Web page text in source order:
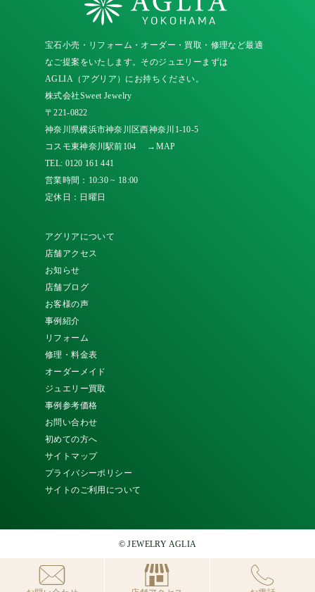
宝石小売・リフォーム・オーダー・買取・修理など最適
なご提案をいたします。そのジュエリーまずは
AGLIA（アグリア）にお持ちください。
株式会社Sweet Jewelry
〒221-0822
神奈川県横浜市神奈川区西神奈川1-10-5
コスモ東神奈川駅前104
→MAP
TEL: 0120 161 441
営業時間：10:30 ~ 18:00
定休日：日曜日
アグリアについて
店舗アクセス
お知らせ
店舗ブログ
お客様の声
事例紹介
リフォーム
修理・料金表
オーダーメイド
ジュエリー買取
事例参考価格
お問い合わせ
初めての方へ
サイトマップ
プライバシーポリシー
サイトのご利用について
© JEWELRY AGLIA